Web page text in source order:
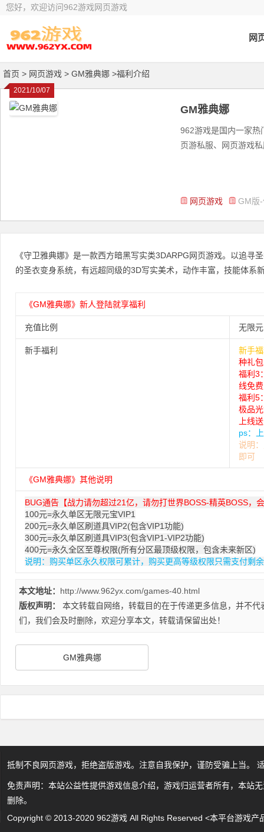
您好，欢迎访问962游戏网页游戏
网
首页 > 网页游戏 > GM雅典娜 >福利介绍
2021/10/07
GM雅典娜
962游戏是国内一家热
页游私服、网页游戏
网页游戏 GM版
《守卫雅典娜》是一款西方暗黑写实类3DARPG网页游戏。以追
的圣衣变身系统，有远超同级的3D写实美术，动作丰富，技能体系
《GM雅典娜》新人登陆就享福利
充值比例 无限
新手福利
新手
种礼
福利3
线免
福利5
极品
上线
ps：
说明
即可
《GM雅典娜》其他说明
BUG通告【战力请勿超过21亿， 请勿打世界BOSS-精英BOSS，
100元=永久单区无限元宝VIP1
200元=永久单区刷道具VIP2(包含VIP1功能)
300元=永久单区刷道具VIP3(包含VIP1-VIP2功能)
400元=永久全区至尊权限(所有分区最顶级权限，包含未来新区)
说明：购买单区永久权限可累计，购买更高等级权限只需支付剩
本文地址： http://www.962yx.com/games-40.html
版权声明：
本文转载自网络，转载目的在于传递更多信息，并不
们，我们会及时删除，欢迎分享本文，转载请保留出处！
GM雅典娜
抵制不良网页游戏，拒绝盗版游戏。注意自我保护，谨防受骗上当。
免责声明：本站公益性提供游戏信息介绍，游戏归运营者所有，本站
删除。
Copyright © 2013-2020 962游戏 All Rights Reserved <本平台游戏